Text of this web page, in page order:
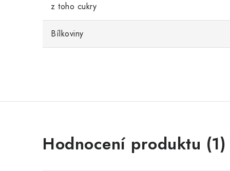
z toho cukry
Bílkoviny
Hodnocení produktu (1)
V